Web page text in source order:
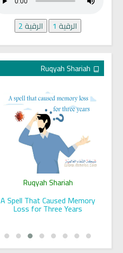
الرقية 1 الرقية2
Ruqyah Shariah
A Spell That Caused Memory
Loss for Three Years